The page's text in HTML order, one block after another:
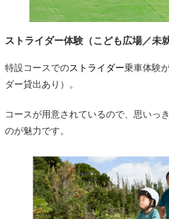
ストライダー体験（こども広場／未
特設コースでのストライダー乗車体験
ダー貸出あり）。
コースが用意されているので、思いっ
のが魅力です。